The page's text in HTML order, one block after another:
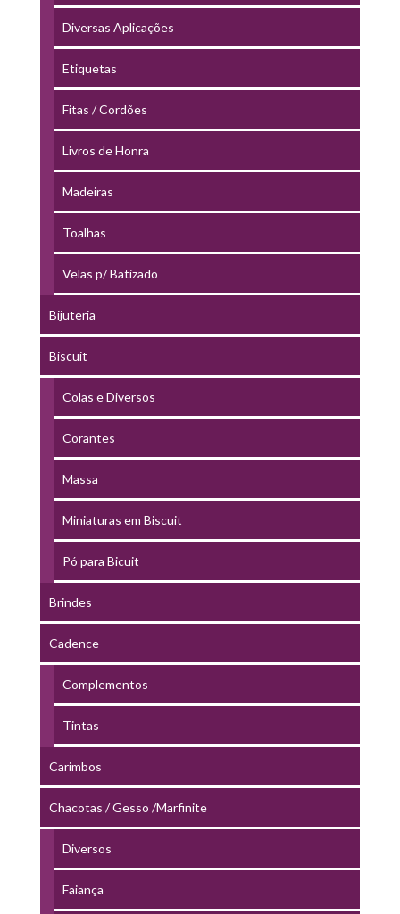
Diversas Aplicações
Etiquetas
Fitas / Cordões
Livros de Honra
Madeiras
Toalhas
Velas p/ Batizado
Bijuteria
Biscuit
Colas e Diversos
Corantes
Massa
Miniaturas em Biscuit
Pó para Bicuit
Brindes
Cadence
Complementos
Tintas
Carimbos
Chacotas / Gesso /Marfinite
Diversos
Faiança